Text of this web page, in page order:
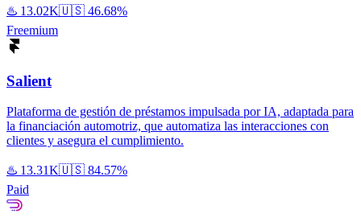
♨️ 13.02K🇺🇸 46.68%
Freemium
Salient
Plataforma de gestión de préstamos impulsada por IA, adaptada para
la financiación automotriz, que automatiza las interacciones con
clientes y asegura el cumplimiento.
♨️ 13.31K🇺🇸 84.57%
Paid